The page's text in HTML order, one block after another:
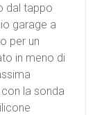
dal tappo
garage a
per un
in meno di
la sonda